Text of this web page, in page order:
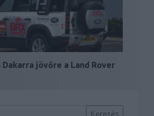
jövőre a Land Rover